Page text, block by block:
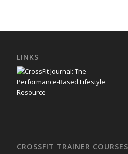
LINKS
CROSSFIT TRAINER COURSES